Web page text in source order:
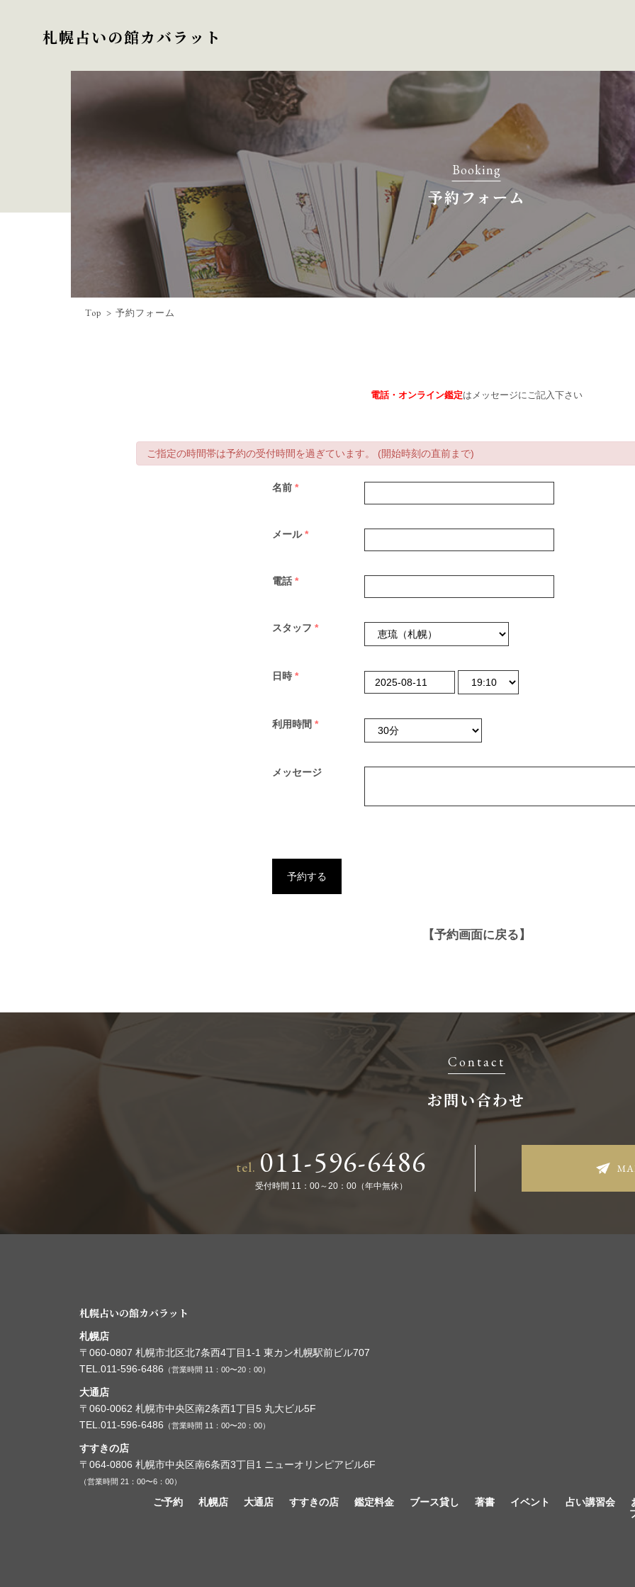
札幌占いの館カバラット
Booking
予約フォーム
Top 予約フォーム
電話・オンライン鑑定はメッセージにご記入下さい
ご指定の時間帯は予約の受付時間を過ぎています。 (開始時刻の直前まで)
名前 *
メール *
電話 *
スタッフ *
日時 *
利用時間 *
メッセージ
【予約画面に戻る】
Contact
お問い合わせ
tel. 011-596-6486
受付時間 11：00～20：00（年中無休）
札幌占いの館カバラット
札幌店
〒060-0807 札幌市北区北7条西4丁目1-1 東カン札幌駅前ビル707
TEL.011-596-6486 （営業時間 11：00〜20：00）
大通店
〒060-0062 札幌市中央区南2条西1丁目5 丸大ビル5F
TEL.011-596-6486 （営業時間 11：00〜20：00）
すすきの店
〒064-0806 札幌市中央区南6条西3丁目1 ニューオリンピアビル6F
（営業時間 21：00〜6：00）
ご予約 札幌店 大通店 すすきの店 鑑定料金 ブース貸し 著書 イベント 占い講習会